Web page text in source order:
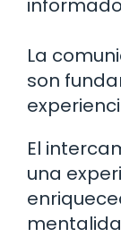
La
son
El
una